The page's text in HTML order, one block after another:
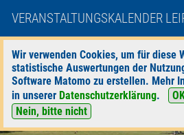
VERANSTALTUNGSKALENDER
Wir verwenden Cookies, um für diese
statistische Auswertungen der
Software Matomo zu erstellen. Mehr
in unserer Datenschutzerklärung.
Nein, bitte nicht